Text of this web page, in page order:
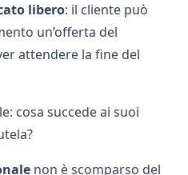
libero: il cliente può
un’offerta del
attendere la fine del
cosa succede ai suoi
non è scomparso del